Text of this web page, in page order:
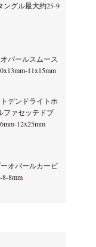
ングル最大約25-9
パールスムース
11x15mm
デンドライトホ
ファセッテドブ
12x25mm
オパールカービ
8mm